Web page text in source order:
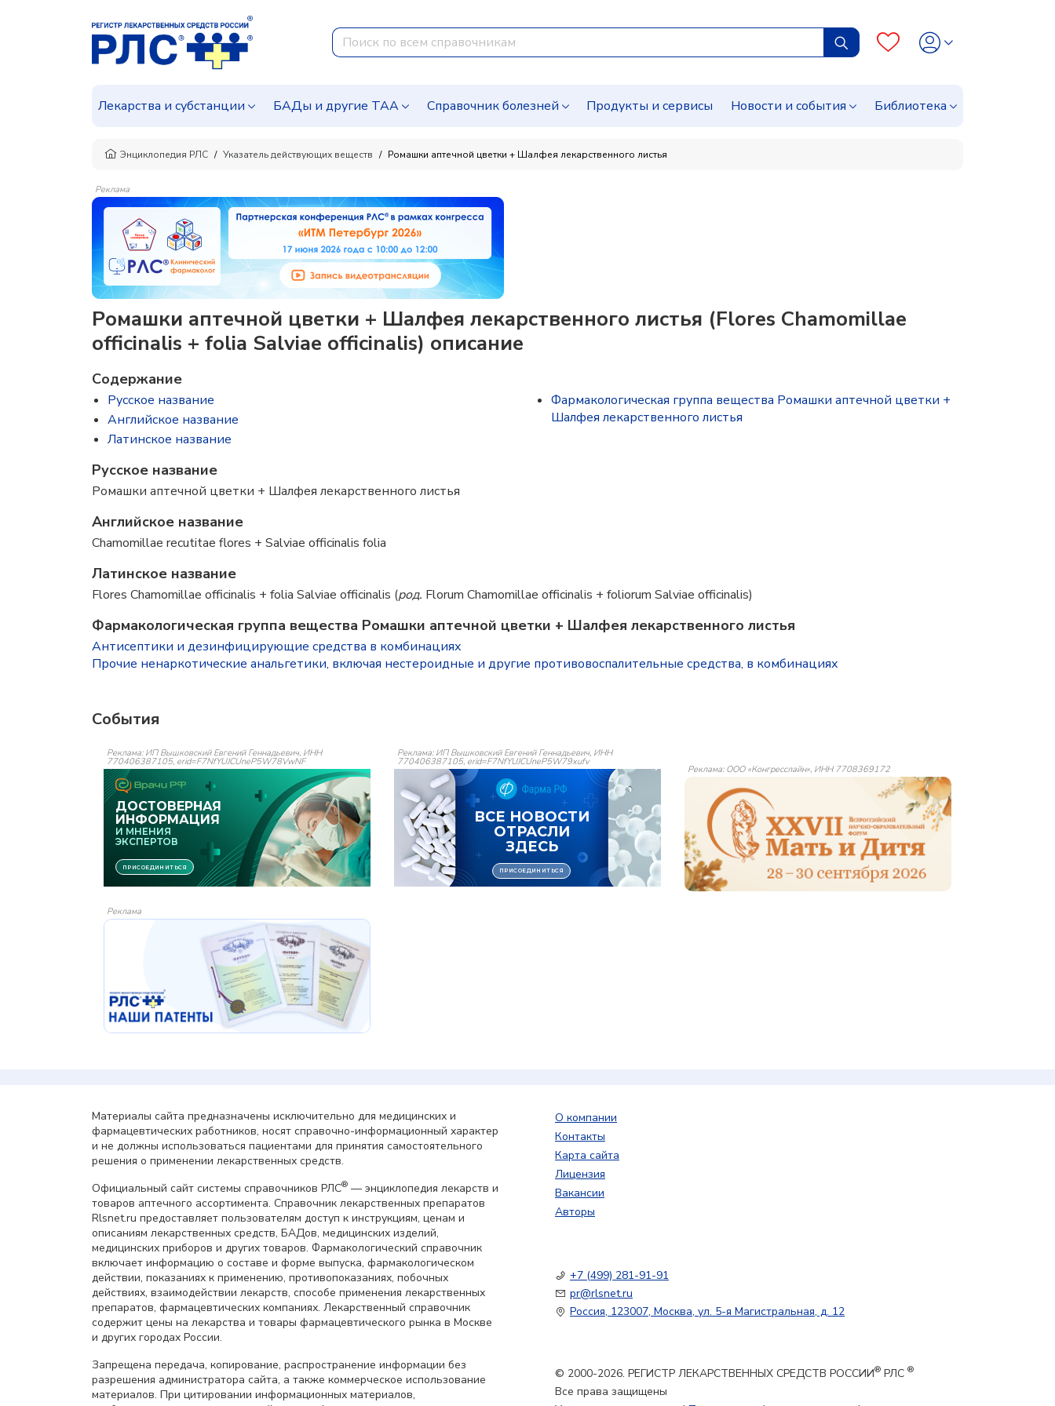
Лекарства и субстанции БАДы и другие ТАА Справочник болезней Продукты и сервисы Новости и события Библиотека
Энциклопедия РЛС Указатель действующих веществ Ромашки аптечной цветки + Шалфея лекарственного листья
Реклама
Ромашки аптечной цветки + Шалфея лекарственного листья (Flores Chamomillae
officinalis + folia Salviae officinalis) описание
Содержание
Русское название
Английское название
Латинское название
Фармакологическая группа вещества Ромашки аптечной цветки +
Шалфея лекарственного листья
Русское название
Ромашки аптечной цветки + Шалфея лекарственного листья
Английское название
Chamomillae recutitae flores + Salviae officinalis folia
Латинское название
Flores Chamomillae officinalis + folia Salviae officinalis (род. Florum Chamomillae officinalis + foliorum Salviae officinalis)
Фармакологическая группа вещества Ромашки аптечной цветки + Шалфея лекарственного листья
Антисептики и дезинфицирующие средства в комбинациях
Прочие ненаркотические анальгетики, включая нестероидные и другие противовоспалительные средства, в комбинациях
События
Реклама: ИП Вышковский Евгений Геннадьевич, ИНН
770406387105, erid=F7NfYUJCUneP5W78VwNF
Реклама: ИП Вышковский Евгений Геннадьевич, ИНН
770406387105, erid=F7NfYUJCUneP5W79xufv
Реклама: ООО «Конгресслайн», ИНН 7708369172
Реклама
Материалы сайта предназначены исключительно для медицинских и
фармацевтических работников, носят справочно-информационный характер
и не должны использоваться пациентами для принятия самостоятельного
решения о применении лекарственных средств.
Официальный сайт системы справочников РЛС® — энциклопедия лекарств и
товаров аптечного ассортимента. Справочник лекарственных препаратов
Rlsnet.ru предоставляет пользователям доступ к инструкциям, ценам и
описаниям лекарственных средств, БАДов, медицинских изделий,
медицинских приборов и других товаров. Фармакологический справочник
включает информацию о составе и форме выпуска, фармакологическом
действии, показаниях к применению, противопоказаниях, побочных
действиях, взаимодействии лекарств, способе применения лекарственных
препаратов, фармацевтических компаниях. Лекарственный справочник
содержит цены на лекарства и товары фармацевтического рынка в Москве
и других городах России.
Запрещена передача, копирование, распространение информации без
разрешения администратора сайта, а также коммерческое использование
материалов. При цитировании информационных материалов,
О компании
Контакты
Карта сайта
Лицензия
Вакансии
Авторы
+7 (499) 281-91-91
pr@rlsnet.ru
Россия, 123007, Москва, ул. 5-я Магистральная, д. 12
© 2000-2026. РЕГИСТР ЛЕКАРСТВЕННЫХ СРЕДСТВ РОССИИ® РЛС ®
Все права защищены